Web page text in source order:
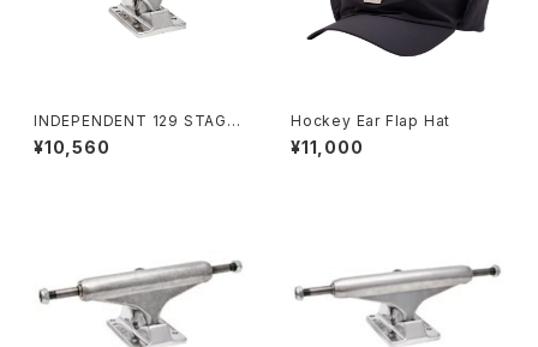
INDEPENDENT 129 STAGE
11 POLISHED MID SKATEB
OARD TRUCKS インディペン
¥10,560
Hockey Ear Flap Hat
¥11,000